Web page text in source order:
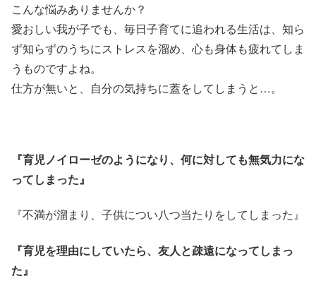
こんな悩みありませんか？
愛おしい我が子でも、毎日子育てに追われる生活は、知ら
ず知らずのうちにストレスを溜め、心も身体も疲れてしま
うものですよね。
仕方が無いと、自分の気持ちに蓋をしてしまうと…。
『育児ノイローゼのようになり、何に対しても無気力にな
ってしまった』
『不満が溜まり、子供につい八つ当たりをしてしまった』
『育児を理由にしていたら、友人と疎遠になってしまっ
た』